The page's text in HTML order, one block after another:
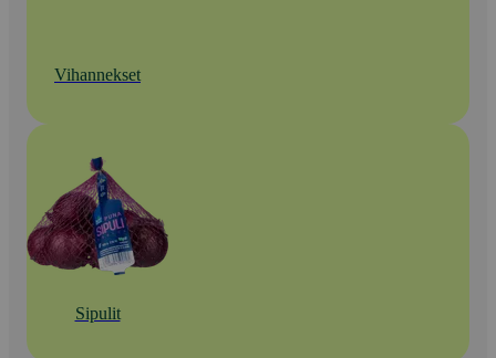
Vihannekset
Sipulit